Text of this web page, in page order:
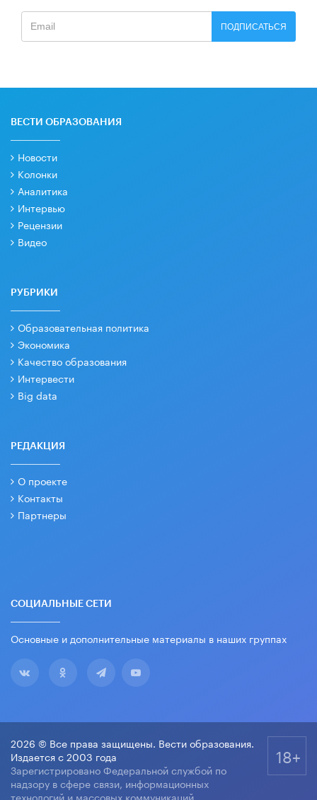
ПОДПИСАТЬСЯ
ВЕСТИ ОБРАЗОВАНИЯ
Новости
Колонки
Аналитика
Интервью
Рецензии
Видео
РУБРИКИ
Образовательная политика
Экономика
Качество образования
Интервести
Big data
РЕДАКЦИЯ
О проекте
Контакты
Партнеры
СОЦИАЛЬНЫЕ СЕТИ
Основные и дополнительные материалы в наших группах
2026 © Все права защищены. Вести образования.
Издается с 2003 года
Зарегистрировано Федеральной службой по
надзору в сфере связи, информационных
технологий и массовых коммуникаций.
18+